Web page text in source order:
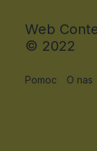
Web
© 2022
Pomoc O nas